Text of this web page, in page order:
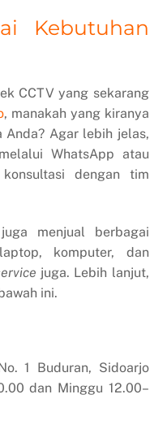
Kebutuhan
CCTV yang sekarang
, manakah yang kiranya
Anda? Agar lebih jelas,
WhatsApp atau
dengan tim
menjual berbagai
komputer, dan
juga. Lebih lanjut,
ini.
1 Buduran, Sidoarjo
dan Minggu 12.00–